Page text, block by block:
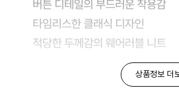
상품정보 더